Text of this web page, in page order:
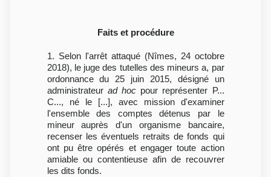
Faits et procédure
1. Selon l'arrêt attaqué (Nîmes, 24 octobre
2018), le juge des tutelles des mineurs a, par
ordonnance du 25 juin 2015, désigné un
administrateur ad hocpour représenter P...
C..., né le [...], avec mission d'examiner
l'ensemble des comptes détenus par le
mineur auprès d'un organisme bancaire,
recenser les éventuels retraits de fonds qui
ont pu être opérés et engager toute action
amiable ou contentieuse afin de recouvrer
les dits fonds.